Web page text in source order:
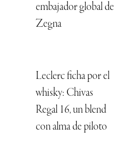
embajador global de
Zegna
Leclerc ficha por el
whisky: Chivas
Regal 16, un blend
con alma de piloto